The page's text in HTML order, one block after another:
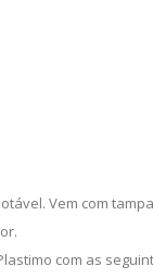
Vem com
com as